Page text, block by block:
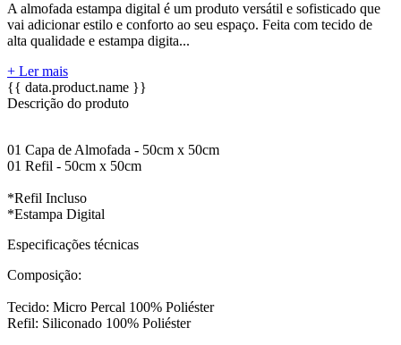
A almofada estampa digital é um produto versátil e sofisticado que
vai adicionar estilo e conforto ao seu espaço. Feita com tecido de
alta qualidade e estampa digita...
+ Ler mais
{{ data.product.name }}
Descrição do produto
01 Capa de Almofada - 50cm x 50cm
01 Refil - 50cm x 50cm
*Refil Incluso
*Estampa Digital
Especificações técnicas
Composição:
Tecido: Micro Percal 100% Poliéster
Refil: Siliconado 100% Poliéster